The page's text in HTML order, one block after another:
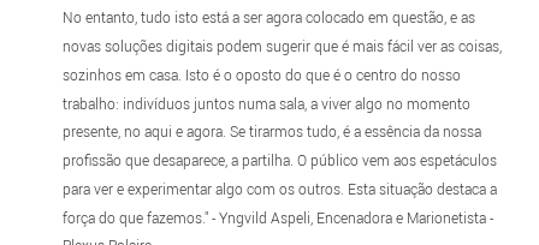
No entanto, tudo isto está a ser agora colocado em questão, e as
novas soluções digitais podem sugerir que é mais fácil ver as coisas,
sozinhos em casa. Isto é o oposto do que é o centro do nosso
trabalho: indivíduos juntos numa sala, a viver algo no momento
presente, no aqui e agora. Se tirarmos tudo, é a essência da nossa
profissão que desaparece, a partilha. O público vem aos espetáculos
para ver e experimentar algo com os outros. Esta situação destaca a
força do que fazemos." - Yngvild Aspeli, Encenadora e Marionetista -